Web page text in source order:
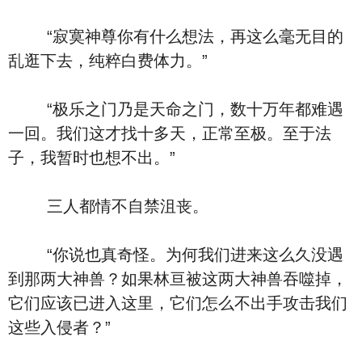
“寂寞神尊你有什么想法，再这么毫无目的
乱逛下去，纯粹白费体力。”
“极乐之门乃是天命之门，数十万年都难遇
一回。我们这才找十多天，正常至极。至于法
子，我暂时也想不出。”
三人都情不自禁沮丧。
“你说也真奇怪。为何我们进来这么久没遇
到那两大神兽？如果林亘被这两大神兽吞噬掉，
它们应该已进入这里，它们怎么不出手攻击我们
这些入侵者？”